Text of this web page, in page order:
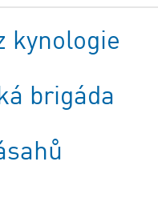
kynologie
brigáda